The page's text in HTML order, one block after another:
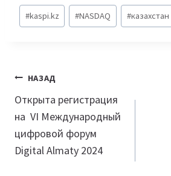
Метки
записи:
#kaspi.kz #NASDAQ #казахстан
Навигация
по
записям
НАЗАД
Открыта регистрация
на VI Международный
цифровой форум
Digital Almaty 2024